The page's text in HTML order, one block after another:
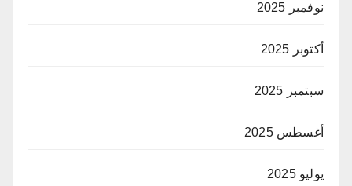
نوفمبر 2025
أكتوبر 2025
سبتمبر 2025
أغسطس 2025
يوليو 2025